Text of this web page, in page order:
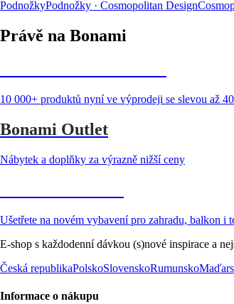
PodnožkyPodnožky · Cosmopolitan Design
Právě na Bonami
10 000+ produktů nyní ve výprodeji se slevou až
Bonami Outlet
Nábytek a doplňky za výrazně nižší ceny
Ušetřete na novém vybavení pro zahradu, balkon i
E-shop s každodenní dávkou (s)nové inspirace a
Česká republikaPolskoSlovenskoRumunsko
Informace o nákupu